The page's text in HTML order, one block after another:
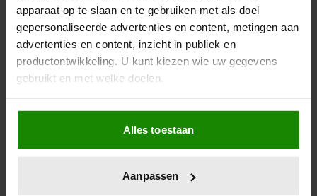
apparaat op te slaan en te gebruiken met als doel
gepersonaliseerde advertenties en content, metingen aan
advertenties en content, inzicht in publiek en
productontwikkeling. U kunt kiezen wie uw gegevens
gebruikt en met welke doelen.
Als u het toestaat, willen we ook graag:
Informatie verzamelen over uw geografische
locatie, die tot een paar meter nauwkeurig kan zijn
scannen op specifieke eigenschappen (fingerprinting)
Alles toestaan
Aanpassen